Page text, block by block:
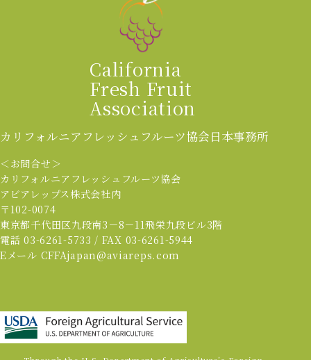
California
Fresh Fruit
Association
カリフォルニアフレッシュフルーツ協会日本事務所
＜お問合せ＞
カリフォルニアフレッシュフルーツ協会
アビアレップス株式会社内
〒102-0074
東京都千代田区九段南3－8－11飛栄九段ビル3階
電話 03-6261-5733 / FAX 03-6261-5944
Eメール CFFAjapan@aviareps.com